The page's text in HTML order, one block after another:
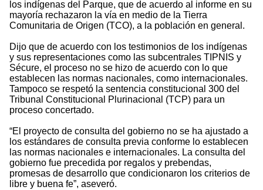
los indígenas del Parque, que de acuerdo al informe en su
mayoría rechazaron la vía en medio de la Tierra
Comunitaria de Origen (TCO), a la población en general.
Dijo que de acuerdo con los testimonios de los indígenas
y sus representaciones como las subcentrales TIPNIS y
Sécure, el proceso no se hizo de acuerdo con lo que
establecen las normas nacionales, como internacionales.
Tampoco se respetó la sentencia constitucional 300 del
Tribunal Constitucional Plurinacional (TCP) para un
proceso concertado.
“El proyecto de consulta del gobierno no se ha ajustado a
los estándares de consulta previa conforme lo establecen
las normas nacionales e internacionales. La consulta del
gobierno fue precedida por regalos y prebendas,
promesas de desarrollo que condicionaron los criterios de
libre y buena fe”, aseveró.